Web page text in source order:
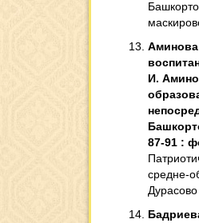
И.
87-91 :
средне-